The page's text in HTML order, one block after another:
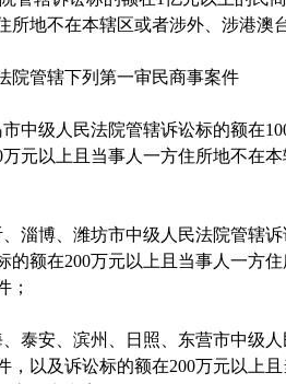
所地不在本辖区或者涉外、涉港澳
管辖下列第一审民商事案件
市中级人民法院管辖诉讼标的额在
万元以上且当事人一方住所地不在
、淄博、潍坊市中级人民法院管辖
的额在200万元以上且当事人一方
；
、泰安、滨州、日照、东营市中级
，以及诉讼标的额在200万元以上